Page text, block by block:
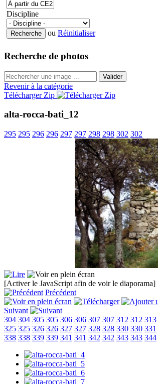
Discipline
ou Réinitialiser
Recherche de photos
Valider
Revenir à la catégorie
Télécharger Zip
alta-rocca-bati_12
295 295 296 296 297 297 298 298 302 302
[Activer le JavaScript afin de voir le diaporama]
Précédent
Suivant
304 304 305 305 306 306 307 307 312 312 313
325 325 326 326 327 327 328 328 330 330 331
338 338 339 339 341 341 342 342 343 343 344